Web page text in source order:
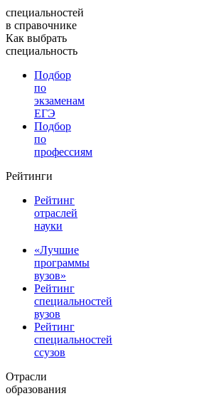
специальностей
в справочнике
Как выбрать
специальность
Подбор
по
экзаменам
ЕГЭ
Подбор
по
профессиям
Рейтинги
Рейтинг
отраслей
науки
«Лучшие
программы
вузов»
Рейтинг
специальностей
вузов
Рейтинг
специальностей
ссузов
Отрасли
образования